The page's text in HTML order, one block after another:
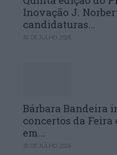
Inovação J.
candidaturas...
30 DE JULHO, 2026
Bárbara Bandeira
concertos da Feira
em...
30 DE JULHO, 2026